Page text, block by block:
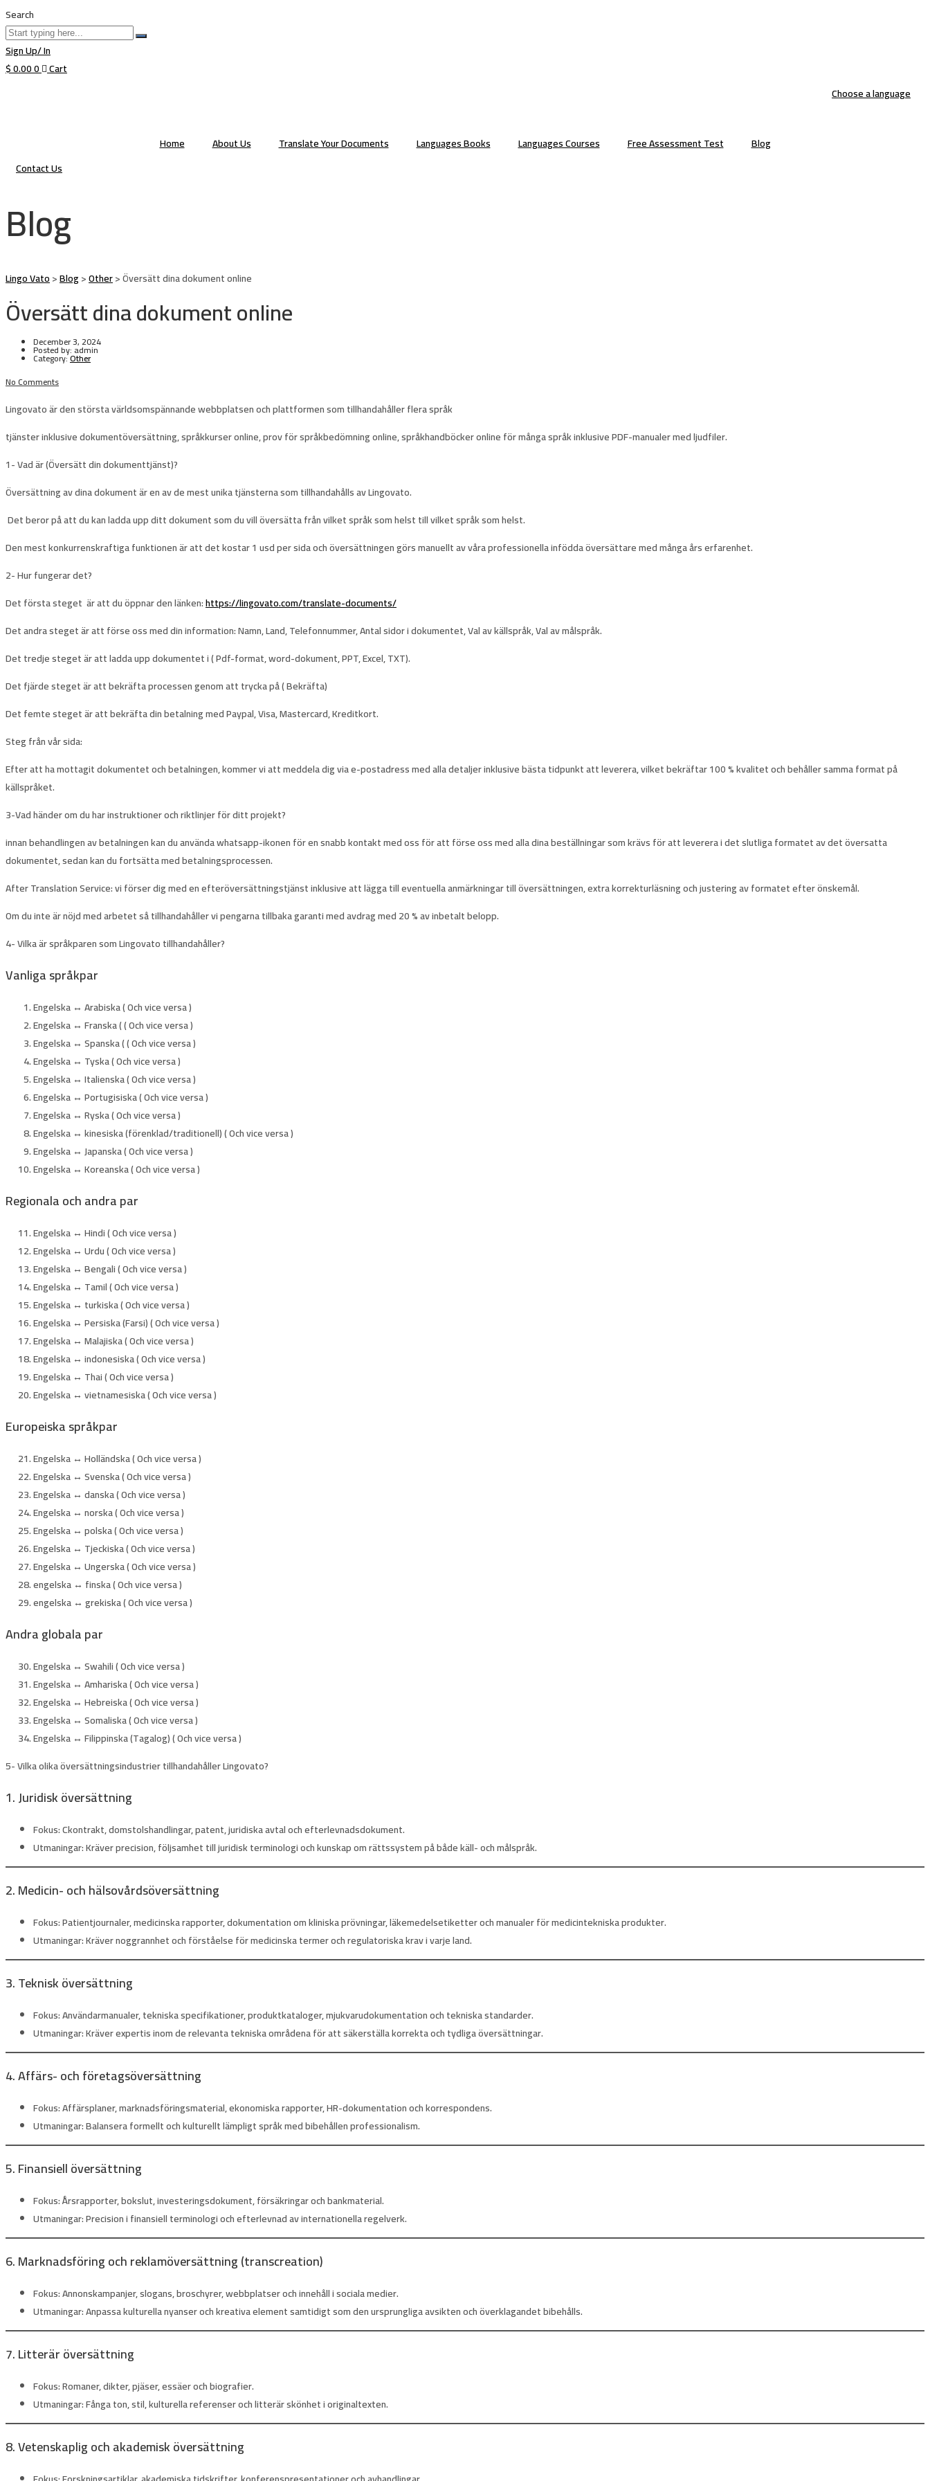
Search
Sign Up/ In
$0.000 Cart
Choose a language
Home About Us Translate Your Documents Languages Books Languages Courses Free Assessment Test
Blog
Contact Us
Blog
Lingo Vato>Blog>Other>Översätt dina dokument online
Översätt dina dokument online
December 3, 2024
Posted by:admin
Category:Other
No Comments
Lingovatoär den största världsomspännande webbplatsen och plattformen som tillhandahåller flera språk
tjänster inklusive dokumentöversättning, språkkurser online, prov för språkbedömning online, språkhandböcker online för många språk inklusive PDF-manualer med ljudfiler.
1-Vad är (Översätt din dokumenttjänst)?
Översättning av dina dokument är en av de mest unika tjänsterna som tillhandahålls av Lingovato.
Det beror på att du kan ladda upp ditt dokument som du vill översätta från vilket språk som helst till vilket språk som helst.
Den mest konkurrenskraftiga funktionen är att det kostar1 usd per sidaoch översättningen görs manuellt av våra professionella infödda översättare med många års erfarenhet.
2-Hur fungerar det?
Det första steget är att du öppnar den länken:https://lingovato.com/translate-documents/
Det andra stegetär att förse oss med din information: Namn, Land, Telefonnummer, Antal sidor i dokumentet, Val av källspråk, Val av målspråk.
Det tredje stegetär att ladda upp dokumentet i ( Pdf-format, word-dokument, PPT, Excel, TXT).
Det fjärde stegetär att bekräfta processen genom att trycka på ( Bekräfta)
Det femte stegetär att bekräfta din betalning med Paypal, Visa, Mastercard, Kreditkort.
Steg från vår sida:
Efter att ha mottagit dokumentet och betalningen, kommer vi att meddela dig via e-postadress med alla detaljer inklusive bästa tidpunkt att leverera, vilket bekräftar 100 % kvalitet och behåller samma format på
källspråket.
3-Vad händer om du har instruktioner och riktlinjer för ditt projekt?
innan behandlingen av betalningen kan du användawhatsapp-ikonenför en snabb kontakt med oss ​​för att förse oss med alla dina beställningar som krävs för att leverera i det slutliga formatet av det översatta
dokumentet, sedan kan du fortsätta med betalningsprocessen.
After Translation Service: vi förser dig med en efteröversättningstjänst inklusive att lägga till eventuella anmärkningar till översättningen, extra korrekturläsning och justering av formatet efter önskemål.
Om du inte är nöjd med arbetet så tillhandahåller vipengarna tillbaka garantimed avdrag med 20 % av inbetalt belopp.
4-Vilka är språkparen som Lingovato tillhandahåller?
Vanliga språkpar
Engelska ↔ Arabiska ( Och vice versa )
Engelska ↔ Franska ( ( Och vice versa )
Engelska ↔ Spanska ( ( Och vice versa )
Engelska ↔ Tyska ( Och vice versa )
Engelska ↔ Italienska ( Och vice versa )
Engelska ↔ Portugisiska ( Och vice versa )
Engelska ↔ Ryska ( Och vice versa )
Engelska ↔ kinesiska (förenklad/traditionell) ( Och vice versa )
Engelska ↔ Japanska ( Och vice versa )
Engelska ↔ Koreanska ( Och vice versa )
Regionala och andra par
Engelska ↔ Hindi ( Och vice versa )
Engelska ↔ Urdu ( Och vice versa )
Engelska ↔ Bengali ( Och vice versa )
Engelska ↔ Tamil ( Och vice versa )
Engelska ↔ turkiska ( Och vice versa )
Engelska ↔ Persiska (Farsi) ( Och vice versa )
Engelska ↔ Malajiska ( Och vice versa )
Engelska ↔ indonesiska ( Och vice versa )
Engelska ↔ Thai ( Och vice versa )
Engelska ↔ vietnamesiska ( Och vice versa )
Europeiska språkpar
Engelska ↔ Holländska ( Och vice versa )
Engelska ↔ Svenska ( Och vice versa )
Engelska ↔ danska ( Och vice versa )
Engelska ↔ norska ( Och vice versa )
Engelska ↔ polska ( Och vice versa )
Engelska ↔ Tjeckiska ( Och vice versa )
Engelska ↔ Ungerska ( Och vice versa )
engelska ↔ finska ( Och vice versa )
engelska ↔ grekiska ( Och vice versa )
Andra globala par
Engelska ↔ Swahili ( Och vice versa )
Engelska ↔ Amhariska ( Och vice versa )
Engelska ↔ Hebreiska ( Och vice versa )
Engelska ↔ Somaliska ( Och vice versa )
Engelska ↔ Filippinska (Tagalog) ( Och vice versa )
5- Vilka olika översättningsindustrier tillhandahåller Lingovato?
1. Juridisk översättning
Fokus:Ckontrakt, domstolshandlingar, patent, juridiska avtal och efterlevnadsdokument.
Utmaningar:Kräver precision, följsamhet till juridisk terminologi och kunskap om rättssystem på både käll- och målspråk.
2. Medicin- och hälsovårdsöversättning
Fokus:Patientjournaler, medicinska rapporter, dokumentation om kliniska prövningar, läkemedelsetiketter och manualer för medicintekniska produkter.
Utmaningar:Kräver noggrannhet och förståelse för medicinska termer och regulatoriska krav i varje land.
3. Teknisk översättning
Fokus:Användarmanualer, tekniska specifikationer, produktkataloger, mjukvarudokumentation och tekniska standarder.
Utmaningar:Kräver expertis inom de relevanta tekniska områdena för att säkerställa korrekta och tydliga översättningar.
4. Affärs- och företagsöversättning
Fokus:Affärsplaner, marknadsföringsmaterial, ekonomiska rapporter, HR-dokumentation och korrespondens.
Utmaningar:Balansera formellt och kulturellt lämpligt språk med bibehållen professionalism.
5. Finansiell översättning
Fokus:Årsrapporter, bokslut, investeringsdokument, försäkringar och bankmaterial.
Utmaningar:Precision i finansiell terminologi och efterlevnad av internationella regelverk.
6. Marknadsföring och reklamöversättning (transcreation)
Fokus:Annonskampanjer, slogans, broschyrer, webbplatser och innehåll i sociala medier.
Utmaningar:Anpassa kulturella nyanser och kreativa element samtidigt som den ursprungliga avsikten och överklagandet bibehålls.
7. Litterär översättning
Fokus:Romaner, dikter, pjäser, essäer och biografier.
Utmaningar:Fånga ton, stil, kulturella referenser och litterär skönhet i originaltexten.
8. Vetenskaplig och akademisk översättning